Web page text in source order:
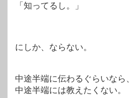
「知ってるし。」
にしか、ならない。
中途半端に伝わるぐらいなら、
中途半端には教えたくない。